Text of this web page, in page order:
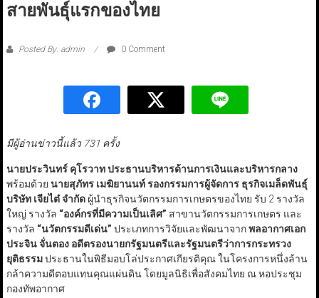
สายพันธุ์แรกของไทย
Posted By: admin 0 Comment
มีผู้อ่านข่าวนี้แล้ว 731 ครั้ง
นายประวินทร์ คุโรวาท ประธานบริหารด้านการเงินและบริหารกลาง
พร้อมด้วย นายสุภัทร เมฆิยานนท์ รองกรรมการผู้จัดการ ธุรกิจเมล็ดพันธุ์
บริษัท เจียไต๋ จำกัดผู้นำธุรกิจนวัตกรรมการเกษตรของไทย รับ 2 รางวัล
ใหญ่ รางวัล “องค์กรที่มีความเป็นเลิศ” สาขานวัตกรรมการเกษตร และ
รางวัล “นวัตกรรมดีเด่น” ประเภทการวิจัยและพัฒนาจากพลอากาศเอก
ประจิน จั่นตอง อดีตรองนายกรัฐมนตรีและรัฐมนตรีว่าการกระทรวง
ยุติธรรมประธานในพิธีมอบโล่ประกาศเกียรติคุณ ในโครงการหนึ่งล้าน
กล้าความดีตอบแทนคุณแผ่นดิน โดยมูลนิธิเพื่อสังคมไทย ณ หอประชุม
กองทัพอากาศ